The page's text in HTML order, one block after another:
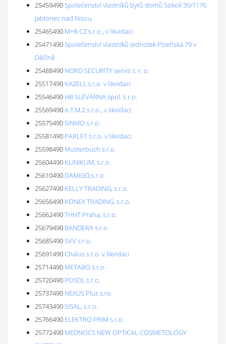
25459490Společenství vlastníků bytů domů Sokolí 35/1176
Jablonec nad Nisou
25465490 M+B CZ s.r.o., v likvidaci
25471490Společenství vlastníků jednotek Plzeňská 79 v
Děčíně
25488490 NORD SECURITY servis s. r. o.
25517490 KAZELI, s.r.o. v likvidaci
25546490 HB SLÉVÁRNA spol. s r.o.
25569490A.T.M.2 s.r.o., v likvidaci
25575490SINMO s.r.o.
25581490 PARLET s.r.o. v likvidaci
25598490 Musterbuch s.r.o.
25604490 KLINIKUM, s.r.o.
25610490 DAMIGO,s.r.o.
25627490 KELLY TRADING, s.r.o.
25656490 KONEX TRADING, s.r.o.
25662490THHT Praha, s.r.o.
25679490 BANDERA s.r.o.
25685490SVV s.r.o.
25691490Chalus s.r.o. v likvidaci
25714490 METABO s.r.o.
25720490 POSDI, s.r.o.
25737490 NEXUS Plus s.ro.
25743490SISAL, s.r.o.
25766490 ELEKTRO PRIM s.r.o.
25772490 MEDNOCS NEW OPTICAL COSMETOLOGY